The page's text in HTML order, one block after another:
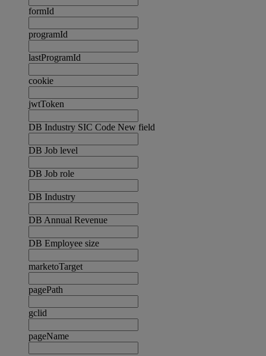
formId
programId
lastProgramId
cookie
jwtToken
DB Industry SIC Code New field
DB Job level
DB Job role
DB Industry
DB Annual Revenue
DB Employee size
marketoTarget
pagePath
gclid
pageName